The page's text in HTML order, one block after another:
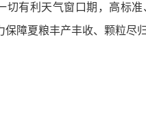
切有利天气窗口期，高标
保障夏粮丰产丰收、颗粒尽归